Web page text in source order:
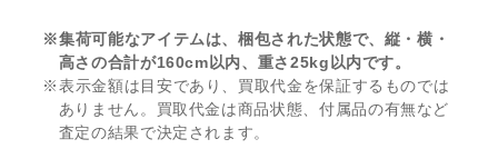
※集荷可能なアイテムは、梱包された状態で、縦・横・
高さの合計が160cm以内、重さ25kg以内です。
※表示金額は目安であり、買取代金を保証するものでは
ありません。買取代金は商品状態、付属品の有無など
査定の結果で決定されます。